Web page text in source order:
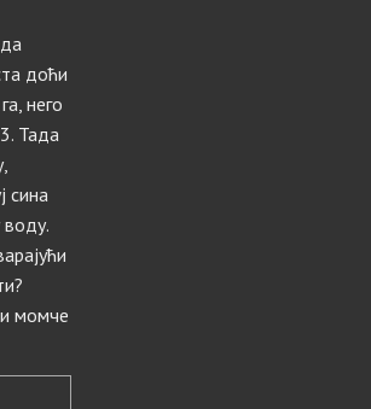
доћи
него
Тада
сина
воду.
момче